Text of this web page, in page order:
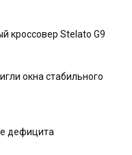
кроссовер Stelato G9
окна стабильного
дефицита